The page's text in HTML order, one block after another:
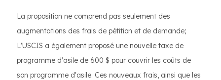
La proposition ne comprend pas seulement des
augmentations des frais de pétition et de demande;
L'USCIS a également proposé une nouvelle taxe de
programme d'asile de 600 $ pour couvrir les coûts de
son programme d'asile. Ces nouveaux frais, ainsi que les